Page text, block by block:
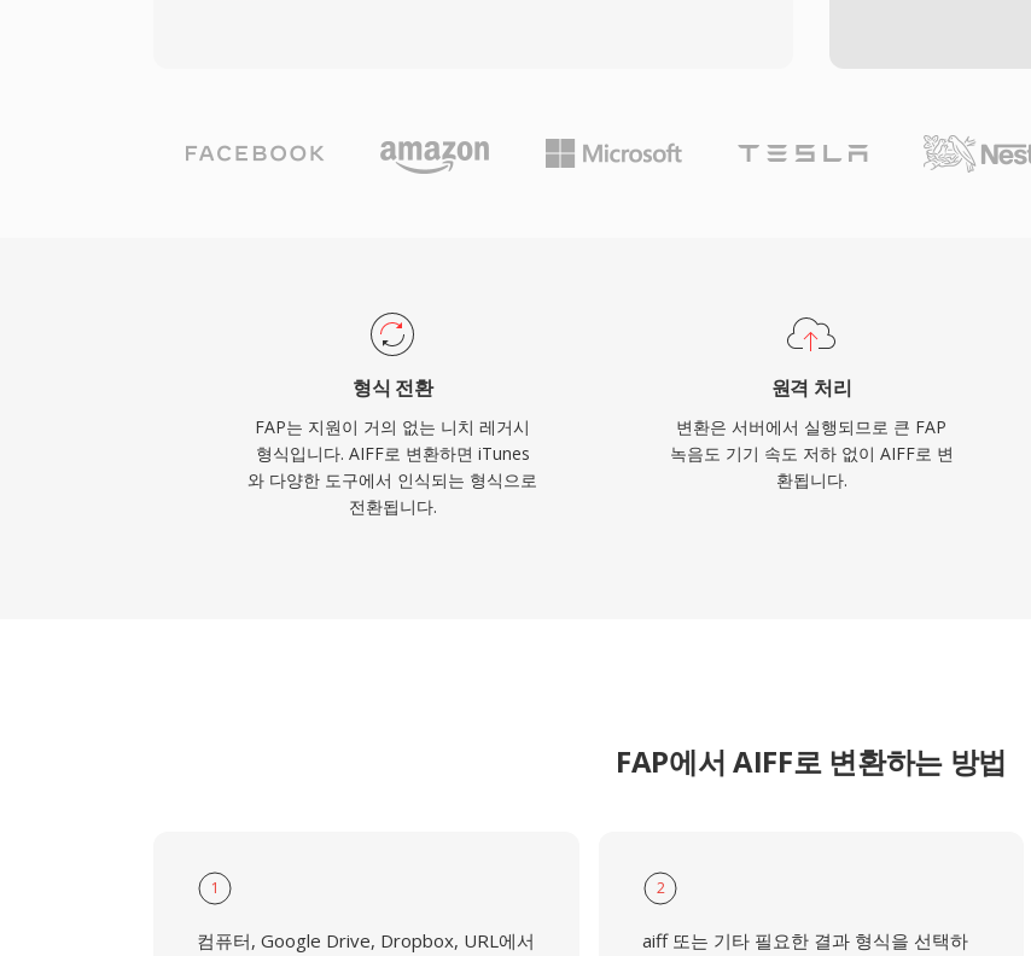
Pro와 GarageBand를 포함한 Apple 전문 도구들과의 원활한 통합으
로, AIFF가 기본 작업 포맷으로 사용됩니다. 이 컨테이너는 32비트까
형식 전환
FAP는 지원이 거의 없는 니치 레거시
형식입니다. AIFF로 변환하면 iTunes
와 다양한 도구에서 인식되는 형식으로
전환됩니다.
원격 처리
변환은 서버에서 실행되므로 큰 FAP
녹음도 기기 속도 저하 없이 AIFF로 변
환됩니다.
FAP에서 AIFF로 변환하는 방법
1
컴퓨터, Google Drive, Dropbox, URL에서
2
aiff 또는 기타 필요한 결과 형식을 선택하